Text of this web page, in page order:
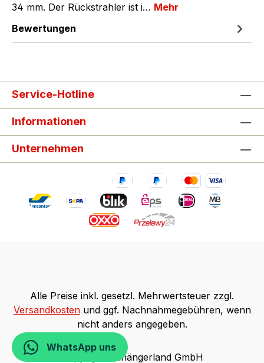
34 mm. Der Rückstrahler ist i… Mehr
Bewertungen
Service-Hotline
Informationen
Unternehmen
Alle Preise inkl. gesetzl. Mehrwertsteuer zzgl.
Versandkostenund ggf. Nachnahmegebühren, wenn
nicht anders angegeben.
Copyright Anhängerland GmbH
WhatsApp uns